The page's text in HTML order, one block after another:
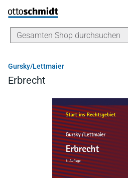
Direkt zum Inhalt
Gursky/Lettmaier
Erbrecht